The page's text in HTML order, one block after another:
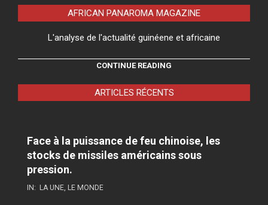
AFRICAN PANAROMA MAGAZINE
L'analyse de l'actualité guinéene et africaine
CONTINUE READING
ARTICLES RÉCENTS
Face à la puissance de feu chinoise, les
stocks de missiles américains sous
pression.
IN: LA UNE, LE MONDE